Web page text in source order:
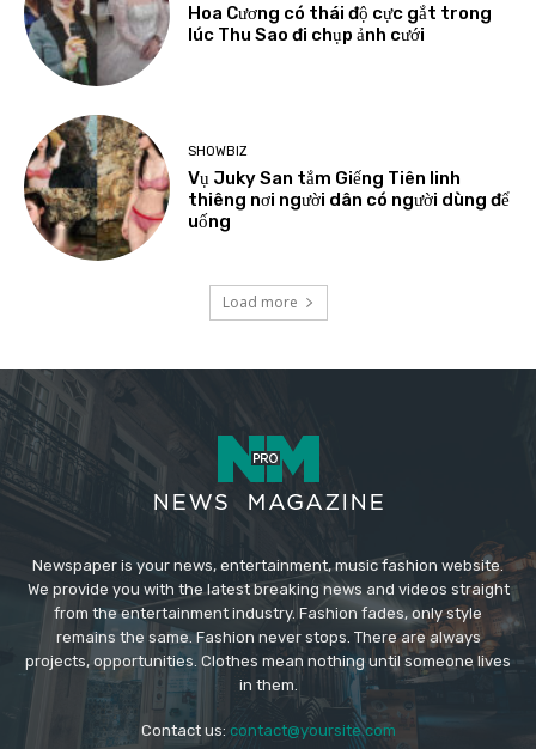
Hoa Cương có thái độ cực gắt trong
lúc Thu Sao đi chụp ảnh cưới
SHOWBIZ
Vụ Juky San tắm Giếng Tiên linh
thiêng nơi người dân có người dùng để
uống
Load more
Newspaper is your news, entertainment, music fashion website.
We provide you with the latest breaking news and videos straight
from the entertainment industry. Fashion fades, only style
remains the same. Fashion never stops. There are always
projects, opportunities. Clothes mean nothing until someone lives
in them.
Contact us: contact@yoursite.com